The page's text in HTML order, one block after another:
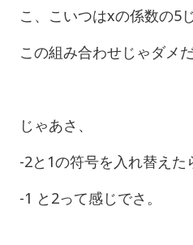
こ、こいつはxの係数の5
この組み合わせじゃダメ
じゃあさ、
-2と1の符号を入れ替えた
-1 と2って感じでさ。